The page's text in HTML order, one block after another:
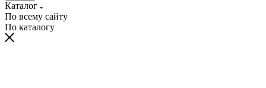
Каталог
По всему сайту
По каталогу